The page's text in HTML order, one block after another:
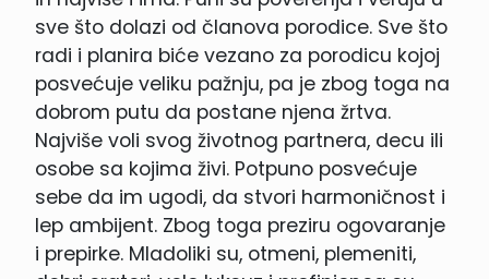
sve što dolazi od članova porodice. Sve što
radi i planira biće vezano za porodicu kojoj
posvećuje veliku pažnju, pa je zbog toga na
dobrom putu da postane njena žrtva.
Najviše voli svog životnog partnera, decu ili
osobe sa kojima živi. Potpuno posvećuje
sebe da im ugodi, da stvori harmoničnost i
lep ambijent. Zbog toga preziru ogovaranje
i prepirke. Mladoliki su, otmeni, plemeniti,